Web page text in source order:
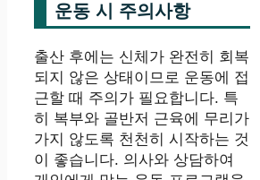
운동 시 주의사항
출산 후에는 신체가 완전히 회복
되지 않은 상태이므로 운동에 접
근할 때 주의가 필요합니다. 특
히 복부와 골반저 근육에 무리가
가지 않도록 천천히 시작하는 것
이 좋습니다. 의사와 상담하여